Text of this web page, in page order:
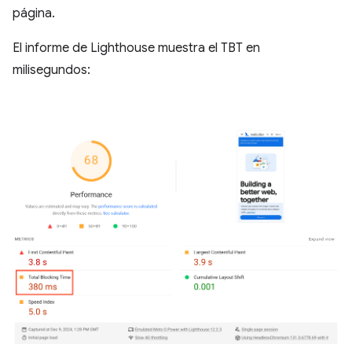
página.
El informe de Lighthouse muestra el TBT en
milisegundos: